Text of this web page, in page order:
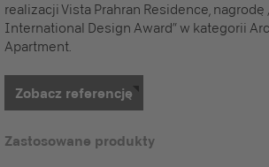
realizacji Vista Prahran Residence, nagrodę
International Design Award” w kategorii
Apartment.
Zobacz referencję
Zastosowane produkty